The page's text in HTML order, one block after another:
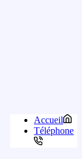
Accueil
Téléphone